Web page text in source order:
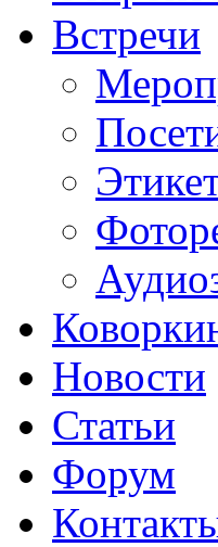
Встречи
Новости
Статьи
Форум